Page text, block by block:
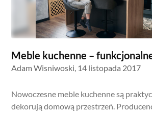
Meble kuchenne –
Adam Wisniwoski, 14 listopada 2017
Nowoczesne meble kuchenne są
dekorują domową przestrzeń.